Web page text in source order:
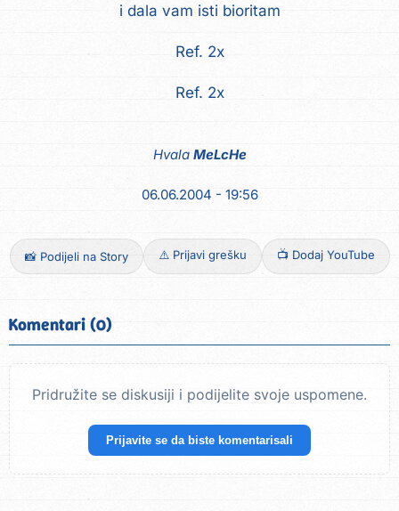
i dala vam isti bioritam
Ref. 2x
Ref. 2x
Hvala MeLcHe
06.06.2004 - 19:56
📸 Podijeli na Story ⚠️ Prijavi grešku 📺 Dodaj YouTube
Komentari (0)
Pridružite se diskusiji i podijelite svoje uspomene.
Prijavite se da biste komentarisali